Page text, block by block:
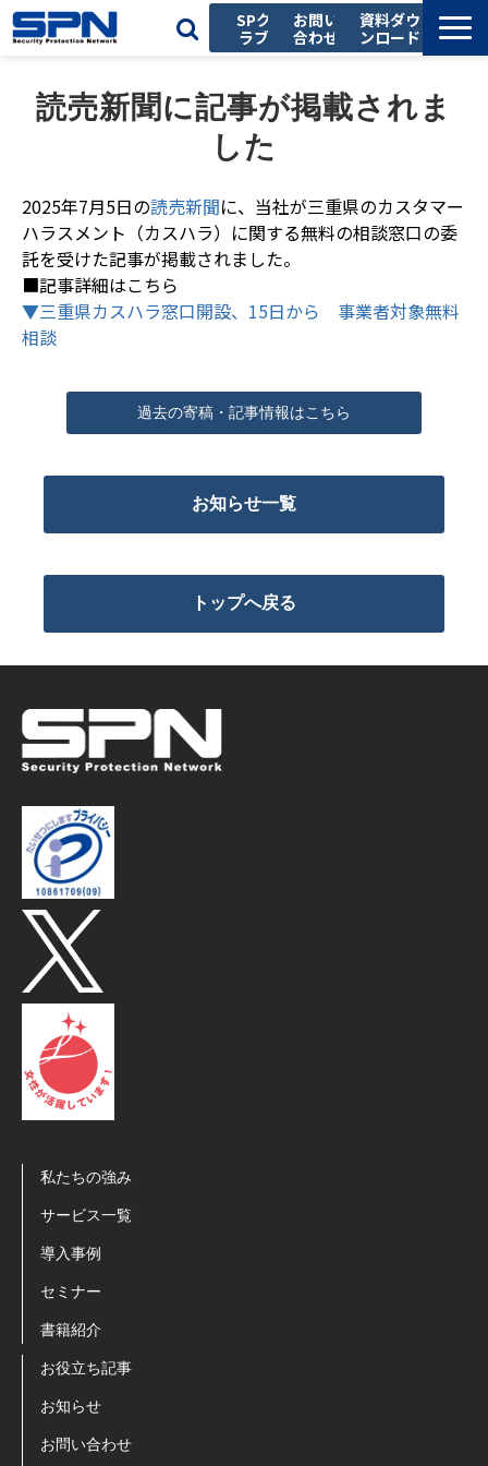
SPク
ラブ
お問い
合わせ
資料ダウ
ンロード
サービス一覧
導入事例
お役立ち記事
セミナー
会社情報
採用情報
読売新聞に記事が掲載されま
した
2025年7月5日の読売新聞に、当社が三重県のカスタマー
ハラスメント（カスハラ）に関する無料の相談窓口の委
託を受けた記事が掲載されました。
■記事詳細はこちら
▼三重県カスハラ窓口開設、15日から 事業者対象無料
相談
過去の寄稿・記事情報はこちら
お知らせ一覧
トップへ戻る
私たちの強み
サービス一覧
導入事例
セミナー
書籍紹介
お役立ち記事
お知らせ
お問い合わせ